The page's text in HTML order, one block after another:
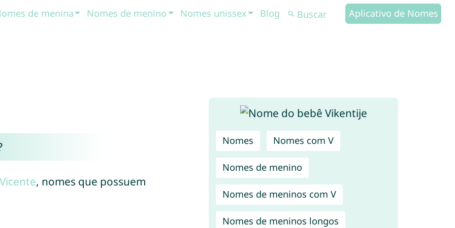
de menina Nomes de menino Nomes unissex Blog Aplicativo de Nomes
Nomes Nomes com V
Nomes de menino
Nomes de meninos com V
Nomes de meninos longos
, nomes que possuem